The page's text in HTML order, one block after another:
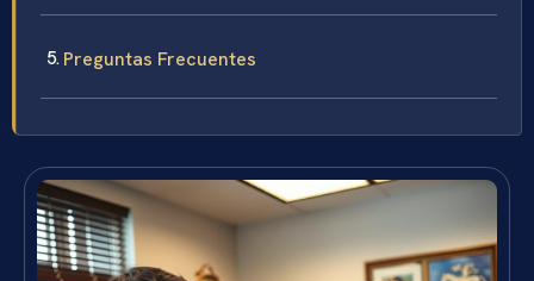
Preguntas Frecuentes